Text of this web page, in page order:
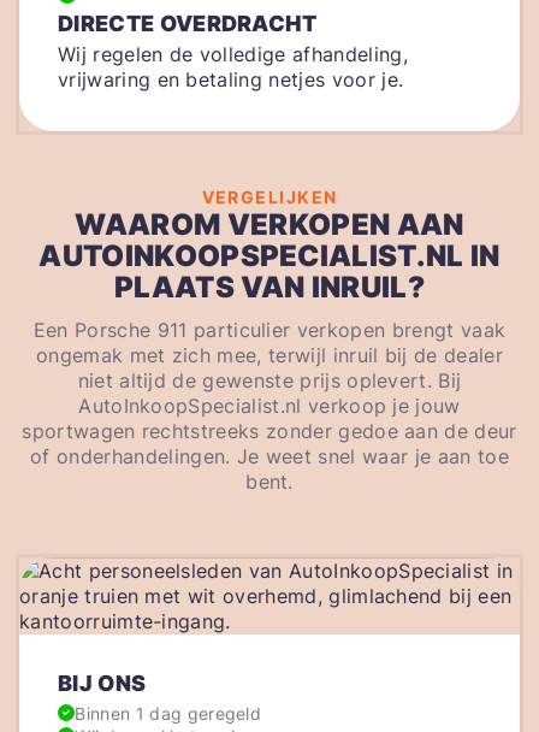
DIRECTE OVERDRACHT
Wij regelen de volledige afhandeling,
vrijwaring en betaling netjes voor je.
VERGELIJKEN
WAAROM VERKOPEN AAN
AUTOINKOOPSPECIALIST.NL IN
PLAATS VAN INRUIL?
Een Porsche 911 particulier verkopen brengt vaak
ongemak met zich mee, terwijl inruil bij de dealer
niet altijd de gewenste prijs oplevert. Bij
AutoInkoopSpecialist.nl verkoop je jouw
sportwagen rechtstreeks zonder gedoe aan de deur
of onderhandelingen. Je weet snel waar je aan toe
bent.
BIJ ONS
Binnen 1 dag geregeld